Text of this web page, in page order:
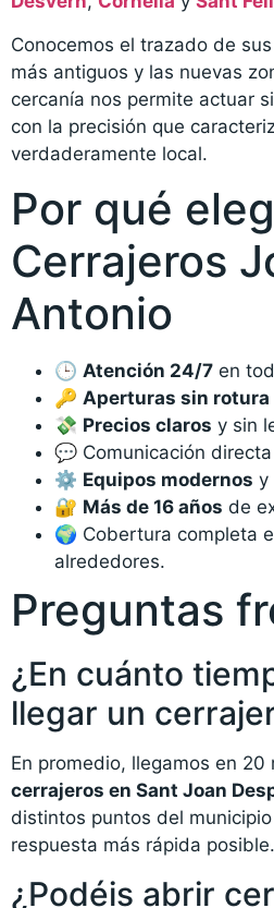
Conocemos el trazado de
más antiguos y las nuevas
cercanía nos permite actuar
con la precisión que
verdaderamente local.
Por qué
Cerrajeros
Antonio
🕒 Atención 24/7 en
🔑 Aperturas sin rotura
💸 Precios claros y sin
💬 Comunicación
⚙️ Equipos modernos y
🔐 Más de 16 años de
🌍 Cobertura completa
alrededores.
Preguntas
¿En cuánto
llegar un
En promedio, llegamos en 20
cerrajeros en Sant Joan
distintos puntos del
respuesta más rápida posible.
¿Podéis abrir